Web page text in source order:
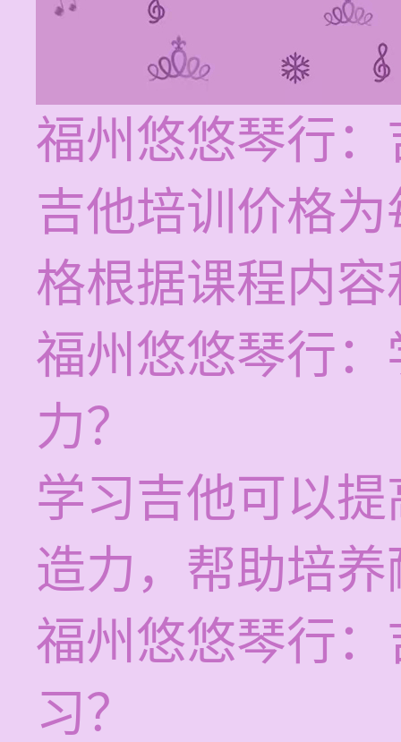
福州悠悠琴行
吉他培训价格
格根据课程内
福州悠悠琴行
力？
学习吉他可以
造力，帮助培
福州悠悠琴行
习？